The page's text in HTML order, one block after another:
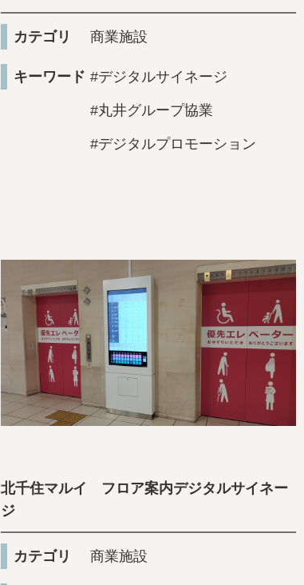
カテゴリ 商業施設
キーワード #デジタルサイネージ
#丸井グループ協業
#デジタルプロモーション
北千住マルイ フロア案内デジタルサイネー
ジ
カテゴリ 商業施設